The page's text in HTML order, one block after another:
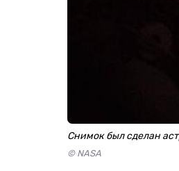
Снимок был сделан
© NASA